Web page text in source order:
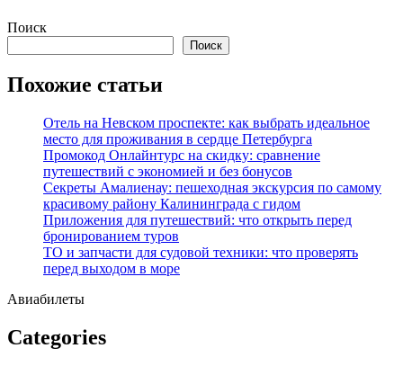
Перейти
содержимому
Поиск
Поиск
Похожие статьи
Отель на Невском проспекте: как выбрать идеальное
место для проживания в сердце Петербурга
Промокод Онлайнтурс на скидку: сравнение
путешествий с экономией и без бонусов
Секреты Амалиенау: пешеходная экскурсия по самому
красивому району Калининграда с гидом
Приложения для путешествий: что открыть перед
бронированием туров
ТО и запчасти для судовой техники: что проверять
перед выходом в море
Авиабилеты
Categories